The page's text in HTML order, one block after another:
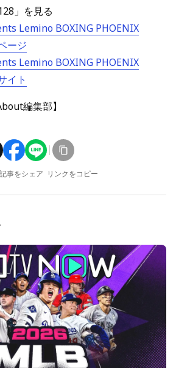
」を見る
Lemino BOXING PHOENIX
ージ
Lemino BOXING PHOENIX
イト
編集部】
事をシェア リンクをコピー